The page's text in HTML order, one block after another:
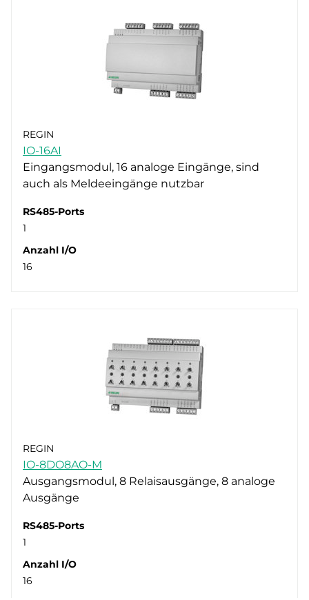
REGIN
IO-16AI
Eingangsmodul, 16 analoge Eingänge, sind
auch als Meldeeingänge nutzbar
RS485-Ports
1
Anzahl I/O
16
REGIN
IO-8DO8AO-M
Ausgangsmodul, 8 Relaisausgänge, 8 analoge
Ausgänge
RS485-Ports
1
Anzahl I/O
16